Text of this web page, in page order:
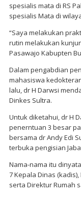
spesialis mata di RS
spesialis Mata di
“Saya melakukan
rutin melakukan
Pasawajo Kabupten
Dalam pengabdian
mahasiswa
lalu, dr H Darwsi
Dinkes Sultra.
Untuk diketahui, dr H
penerntuan 3 besar
bersama dr Andy Edi
terbuka pengisian
Nama-nama itu
7 Kepala Dinas
serta Direktur Rumah